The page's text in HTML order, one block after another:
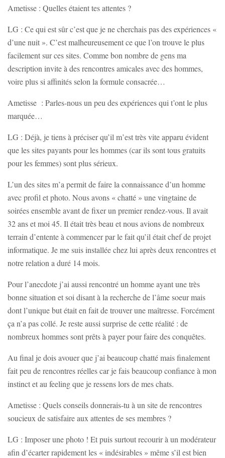
Ametisse : Quelles étaient tes attentes ?
LG : Ce qui est sûr c’est que je ne cherchais pas des expériences «
d’une nuit ». C’est malheureusement ce que l’on trouve le plus
facilement sur ces sites. Comme bon nombre de gens ma
description invite à des rencontres amicales avec des hommes,
voire plus si affinités selon la formule consacrée…
Ametisse : Parles-nous un peu des expériences qui t’ont le plus
marquée…
LG : Déjà, je tiens à préciser qu’il m’est très vite apparu évident
que les sites payants pour les hommes (car ils sont tous gratuits
pour les femmes) sont plus sérieux.
L’un des sites m’a permit de faire la connaissance d’un homme
avec profil et photo. Nous avons « chatté » une vingtaine de
soirées ensemble avant de fixer un premier rendez-vous. Il avait
32 ans et moi 45. Il était très beau et nous avions de nombreux
terrain d’entente à commencer par le fait qu’il était chef de projet
informatique. Je me suis installée chez lui après deux rencontres et
notre relation a duré 14 mois.
Pour l’anecdote j’ai aussi rencontré un homme ayant une très
bonne situation et soi disant à la recherche de l’âme soeur mais
dont l’unique but était en fait de trouver une maîtresse. Forcément
ça n’a pas collé. Je reste aussi surprise de cette réalité : de
nombreux hommes sont prêts à payer pour faire des conquêtes.
Au final je dois avouer que j’ai beaucoup chatté mais finalement
fait peu de rencontres réelles car je fais beaucoup confiance à mon
instinct et au feeling que je ressens lors de mes chats.
Ametisse : Quels conseils donnerais-tu à un site de rencontres
soucieux de satisfaire aux attentes de ses membres ?
LG : Imposer une photo ! Et puis surtout recourir à un modérateur
afin d’écarter rapidement les « indésirables » même s’il est bien